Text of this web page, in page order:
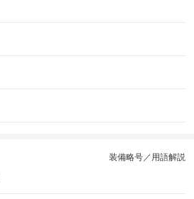
装備略号／用語解説